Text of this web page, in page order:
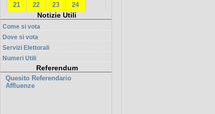
21
22 23 24
Notizie Utili
Come si vota
Dove si vota
Servizi Elettorali
Numeri Utili
Referendum
Quesito Referendario
Affluenze